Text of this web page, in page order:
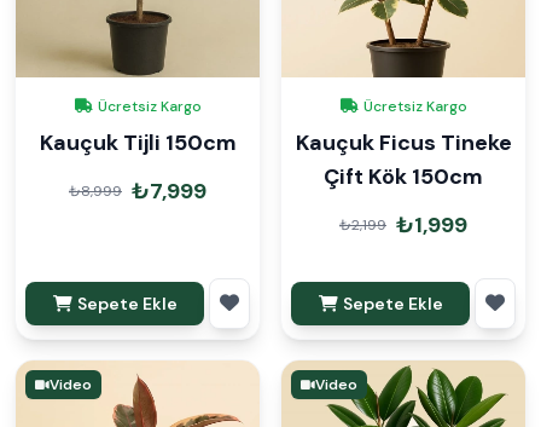
Ücretsiz Kargo
Kauçuk Tijli 150cm
₺8,999 ₺7,999
Sepete Ekle
Ücretsiz Kargo
Kauçuk Ficus Tineke
Çift Kök 150cm
₺2,199 ₺1,999
Sepete Ekle
Video Video